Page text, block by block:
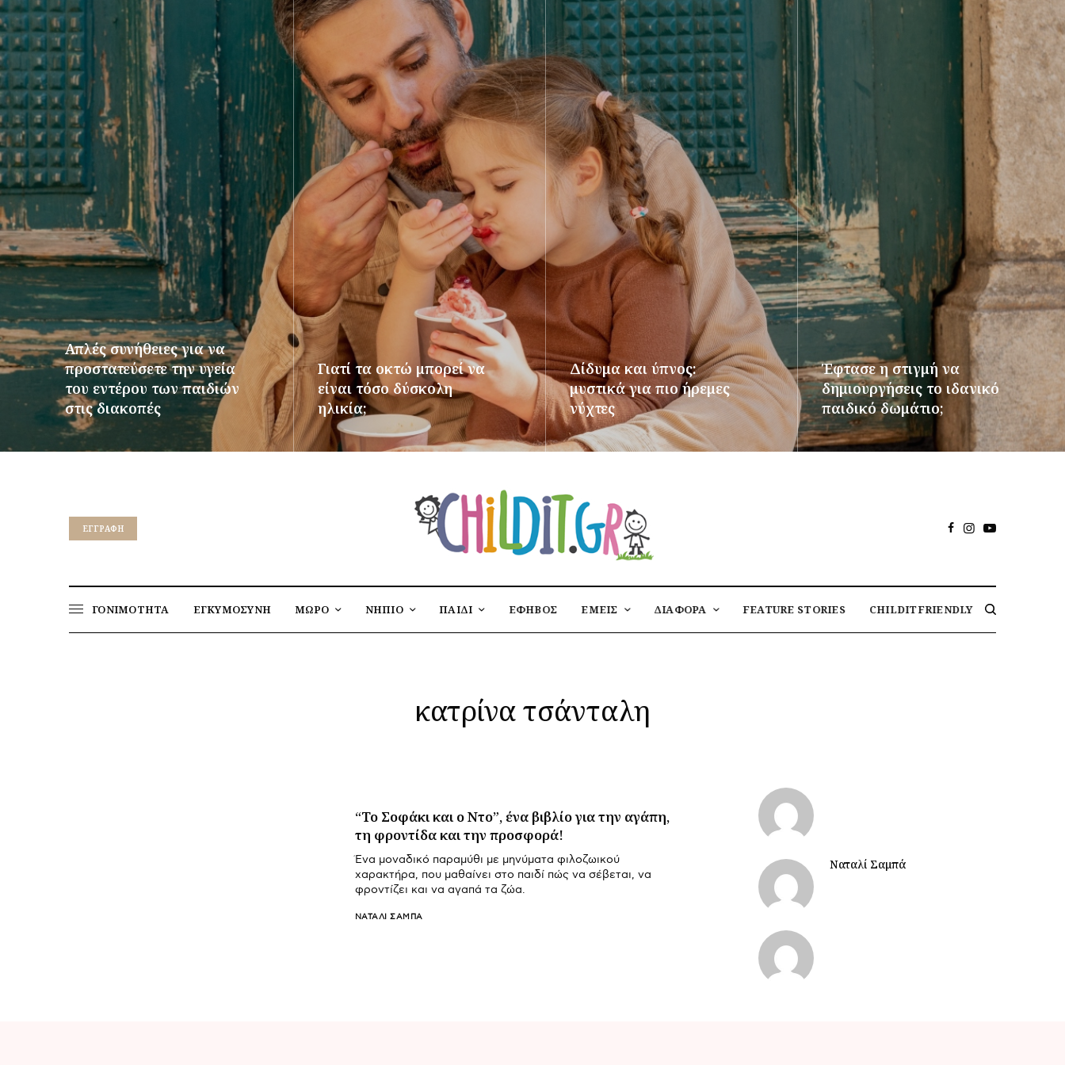
Απλές συνήθειες για να
προστατεύσετε την υγεία
του εντέρου των παιδιών
στις διακοπές
ΠΕΡΙΣΣΌΤΕΡΑ
Γιατί τα οκτώ μπορεί να
είναι τόσο δύσκολη
ηλικία;
ΠΕΡΙΣΣΌΤΕΡΑ
Δίδυμα και ύπνος:
μυστικά για πιο ήρεμες
νύχτες
ΠΕΡΙΣΣΌΤΕΡΑ
Έφτασε η στιγμή να
δημιουργήσεις το ιδανικό
παιδικό δωμάτιο;
ΠΕΡΙΣΣΌΤΕΡΑ
EΓΓΡΑΦΉ
ΓΟΝΙΜΟΤΗΤΑ ΕΓΚΥΜΟΣΥΝΗ ΜΩΡΟ ΝΗΠΙΟ ΠΑΙΔΙ ΕΦΗΒΟΣ ΕΜΕΙΣ ΔΙΑΦΟΡΑ FEATURE STORIES CHILDITFRIENDLY
κατρίνα τσάνταλη
“Το Σοφάκι και ο Ντο”, ένα βιβλίο για την αγάπη,
τη φροντίδα και την προσφορά!
Ένα μοναδικό παραμύθι με μηνύματα φιλοζωικού
χαρακτήρα, που μαθαίνει στο παιδί πώς να σέβεται, να
φροντίζει και να αγαπά τα ζώα.
ΝΑΤΑΛΊ ΣΑΜΠΆ
Ναταλί Σαμπά